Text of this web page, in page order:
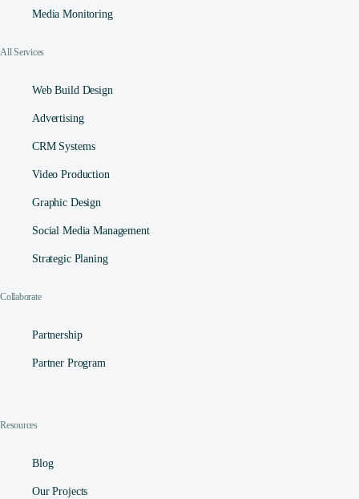
Media Monitoring
All Services
Web Build Design
Advertising
CRM Systems
Video Production
Graphic Design
Social Media Management​
Strategic Planing
Collaborate
Partnership
Partner Program
Resources
Blog
Our Projects